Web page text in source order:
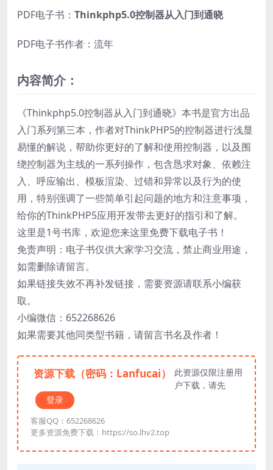
PDF电子书： Thinkphp5.0控制器从入门到通晓
PDF电子书作者：流年
内容简介：
《Thinkphp5.0控制器从入门到通晓》本书是官方出品
入门系列第三本，作者对ThinkPHP5的控制器进行浅显
易懂的解说，帮助你更好的了解和使用控制器，以及围
绕控制器为主线的一系列操作，包含恳求对象、依赖注
入、呼应输出、模板渲染、过错和异常以及行为的使
用，特别强调了一些简单引起问题的地方和注意事项，
给你的ThinkPHP5应用开发带去更好的指引和了解。
这里是1号书库，欢迎您来这里免费下载电子书！
免责声明：电子书仅供大家学习交流，禁止商业用途，
如需删除请留言。
如果链接失效不再补发链接，需要资源请联系小编获
取。
小编微信：652268626
如果需要其他同类型书籍，请留言书名及作者！
资源下载（密码：Lanfucai）
此资源仅限注册用
户下载，请先
登录
客服QQ：652268626
更多资源免费下载：https://so.lhv2.top